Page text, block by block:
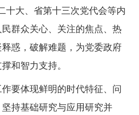
十大、省第十三次党代会等内
群众关心、关注的焦点、热
惑，破解难题，为党委政府
和智力支持。
要体现鲜明的时代特征、问
持基础研究与应用研究并